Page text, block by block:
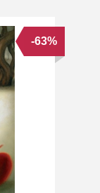
-63%